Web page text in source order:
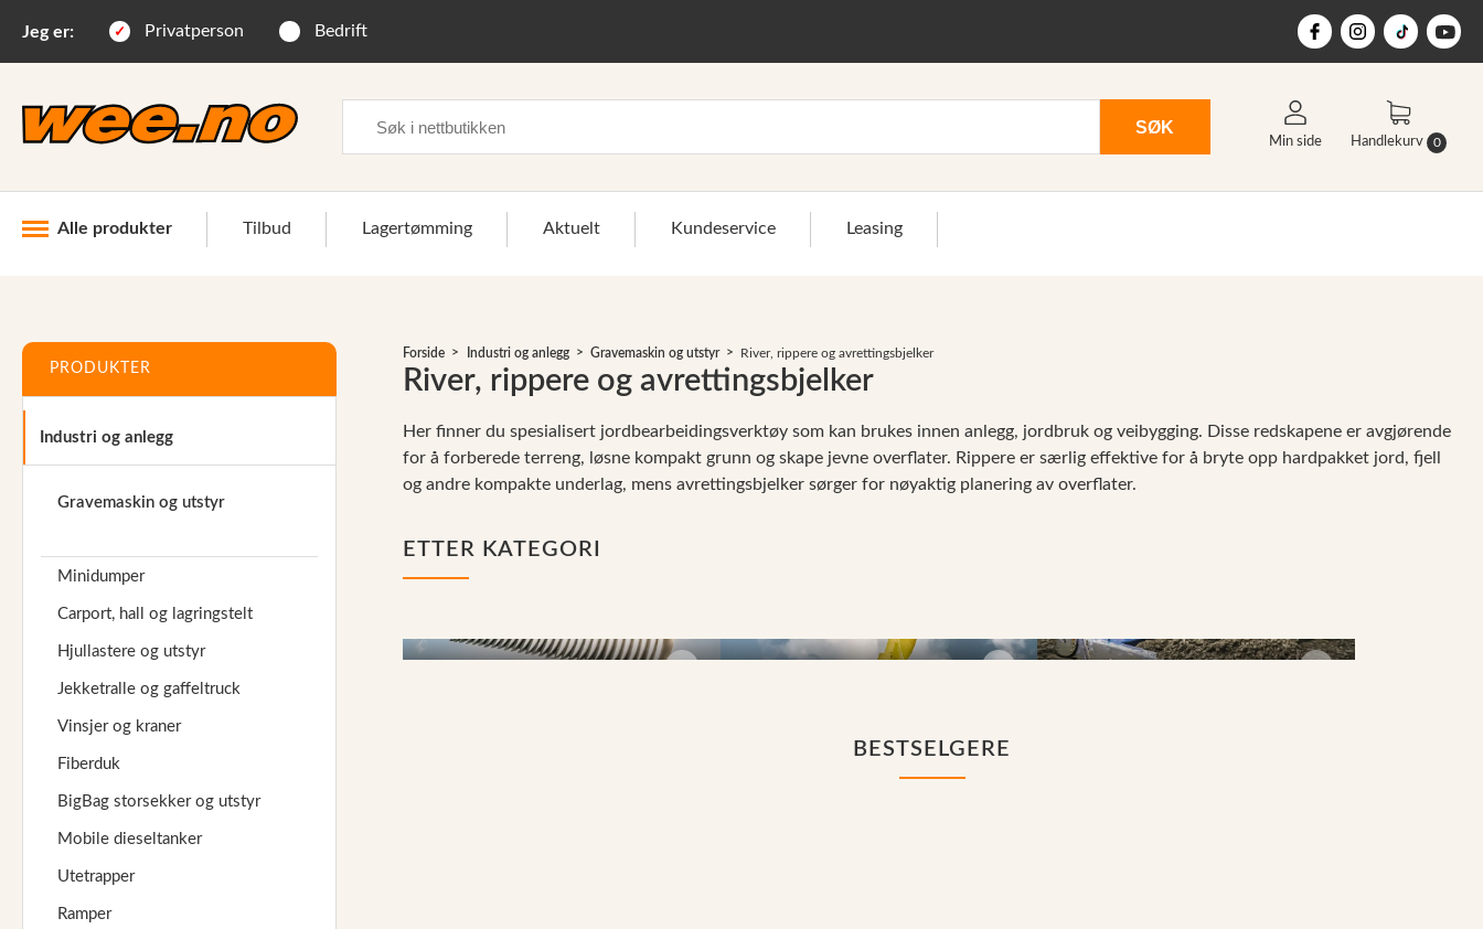
Jeg er: Privatperson Bedrift
SØK
Min side Handlekurv 0
Alle produkter Tilbud Lagertømming Aktuelt Kundeservice Leasing
Skogsutstyr
Hjem, hage, fritid og sjø
Nye Wee produkter
Tilbud
Lagertømming
Aktuelt
Kundeservice
Leasing
PRODUKTER
Industri og anlegg
Gravemaskin og utstyr
Minidumper
Carport, hall og lagringstelt
Hjullastere og utstyr
Jekketralle og gaffeltruck
Vinsjer og kraner
Fiberduk
BigBag storsekker og utstyr
Mobile dieseltanker
Utetrapper
Ramper
Forside Industri og anlegg Gravemaskin og utstyr River, rippere og avrettingsbjelker
River, rippere og avrettingsbjelker
Her finner du spesialisert jordbearbeidingsverktøy som kan brukes innen anlegg, jordbruk og veibygging. Disse redskapene er avgjørende
for å forberede terreng, løsne kompakt grunn og skape jevne overflater. Rippere er særlig effektive for å bryte opp hardpakket jord, fjell
og andre kompakte underlag, mens avrettingsbjelker sørger for nøyaktig planering av overflater.
ETTER KATEGORI
BESTSELGERE